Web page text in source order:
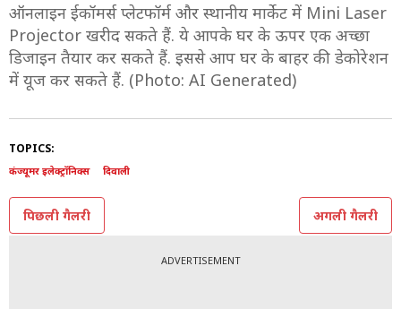
ऑनलाइन ईकॉमर्स प्लेटफॉर्म और स्थानीय मार्केट में Mini Laser
Projector खरीद सकते हैं. ये आपके घर के ऊपर एक अच्छा
डिजाइन तैयार कर सकते हैं. इससे आप घर के बाहर की डेकोरेशन
में यूज कर सकते हैं. (Photo: AI Generated)
TOPICS:
कंज्यूमर इलेक्ट्रॉनिक्स दिवाली
पिछली गैलरी अगली गैलरी
ADVERTISEMENT